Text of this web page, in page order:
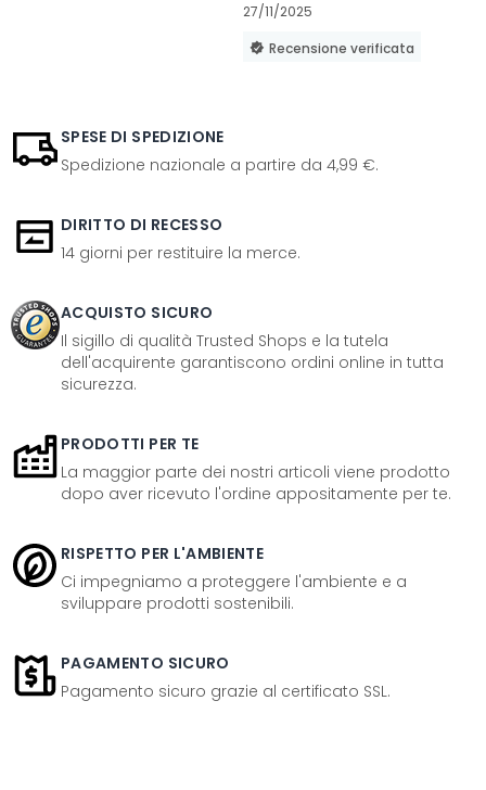
27/11/2025
Recensione verificata
SPESE DI SPEDIZIONE
Spedizione nazionale a partire da 4,99 €.
DIRITTO DI RECESSO
14 giorni per restituire la merce.
ACQUISTO SICURO
Il sigillo di qualità Trusted Shops e la tutela
dell'acquirente garantiscono ordini online in tutta
sicurezza.
PRODOTTI PER TE
La maggior parte dei nostri articoli viene prodotto
dopo aver ricevuto l'ordine appositamente per te.
RISPETTO PER L'AMBIENTE
Ci impegniamo a proteggere l'ambiente e a
sviluppare prodotti sostenibili.
PAGAMENTO SICURO
Pagamento sicuro grazie al certificato SSL.